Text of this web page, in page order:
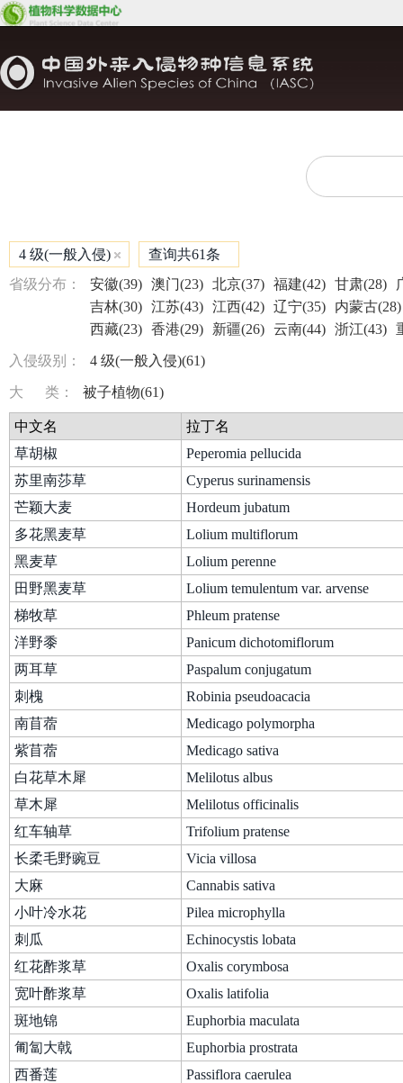
4 级(一般入侵)
查询共61条
省级分布：
安徽(39) 澳门(23) 北京(37) 福建(42) 甘肃(28)
吉林(30) 江苏(43) 江西(42) 辽宁(35)
内蒙古(28)
西藏(23) 香港(29) 新疆(26) 云南(44) 浙江(43)
入侵级别： 4 级(一般入侵)(61)
大 类： 被子植物(61)
中文名
拉丁名
草胡椒
Peperomia pellucida
苏里南莎草
Cyperus surinamensis
芒颖大麦
Hordeum jubatum
多花黑麦草
Lolium multiflorum
黑麦草
Lolium perenne
田野黑麦草
Lolium temulentum var. arvense
梯牧草
Phleum pratense
洋野黍
Panicum dichotomiflorum
两耳草
Paspalum conjugatum
刺槐
Robinia pseudoacacia
南苜蓿
Medicago polymorpha
紫苜蓿
Medicago sativa
白花草木犀
Melilotus albus
草木犀
Melilotus officinalis
红车轴草
Trifolium pratense
长柔毛野豌豆
Vicia villosa
大麻
Cannabis sativa
小叶冷水花
Pilea microphylla
刺瓜
Echinocystis lobata
红花酢浆草
Oxalis corymbosa
宽叶酢浆草
Oxalis latifolia
斑地锦
Euphorbia maculata
匍匐大戟
Euphorbia prostrata
西番莲
Passiflora caerulea